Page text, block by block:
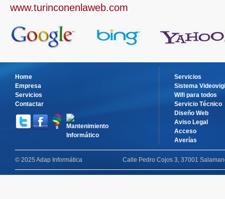
www.turinconenlaweb.com
Home
Empresa
Servicios
Contactar
Servicios
Sistema
Wifi para todos
Servicio Técnico
Diseño Web
Aviso Legal
Acceso
Averías
© 2025 Adap Informática Calle Pedro Cojos 3, 37001